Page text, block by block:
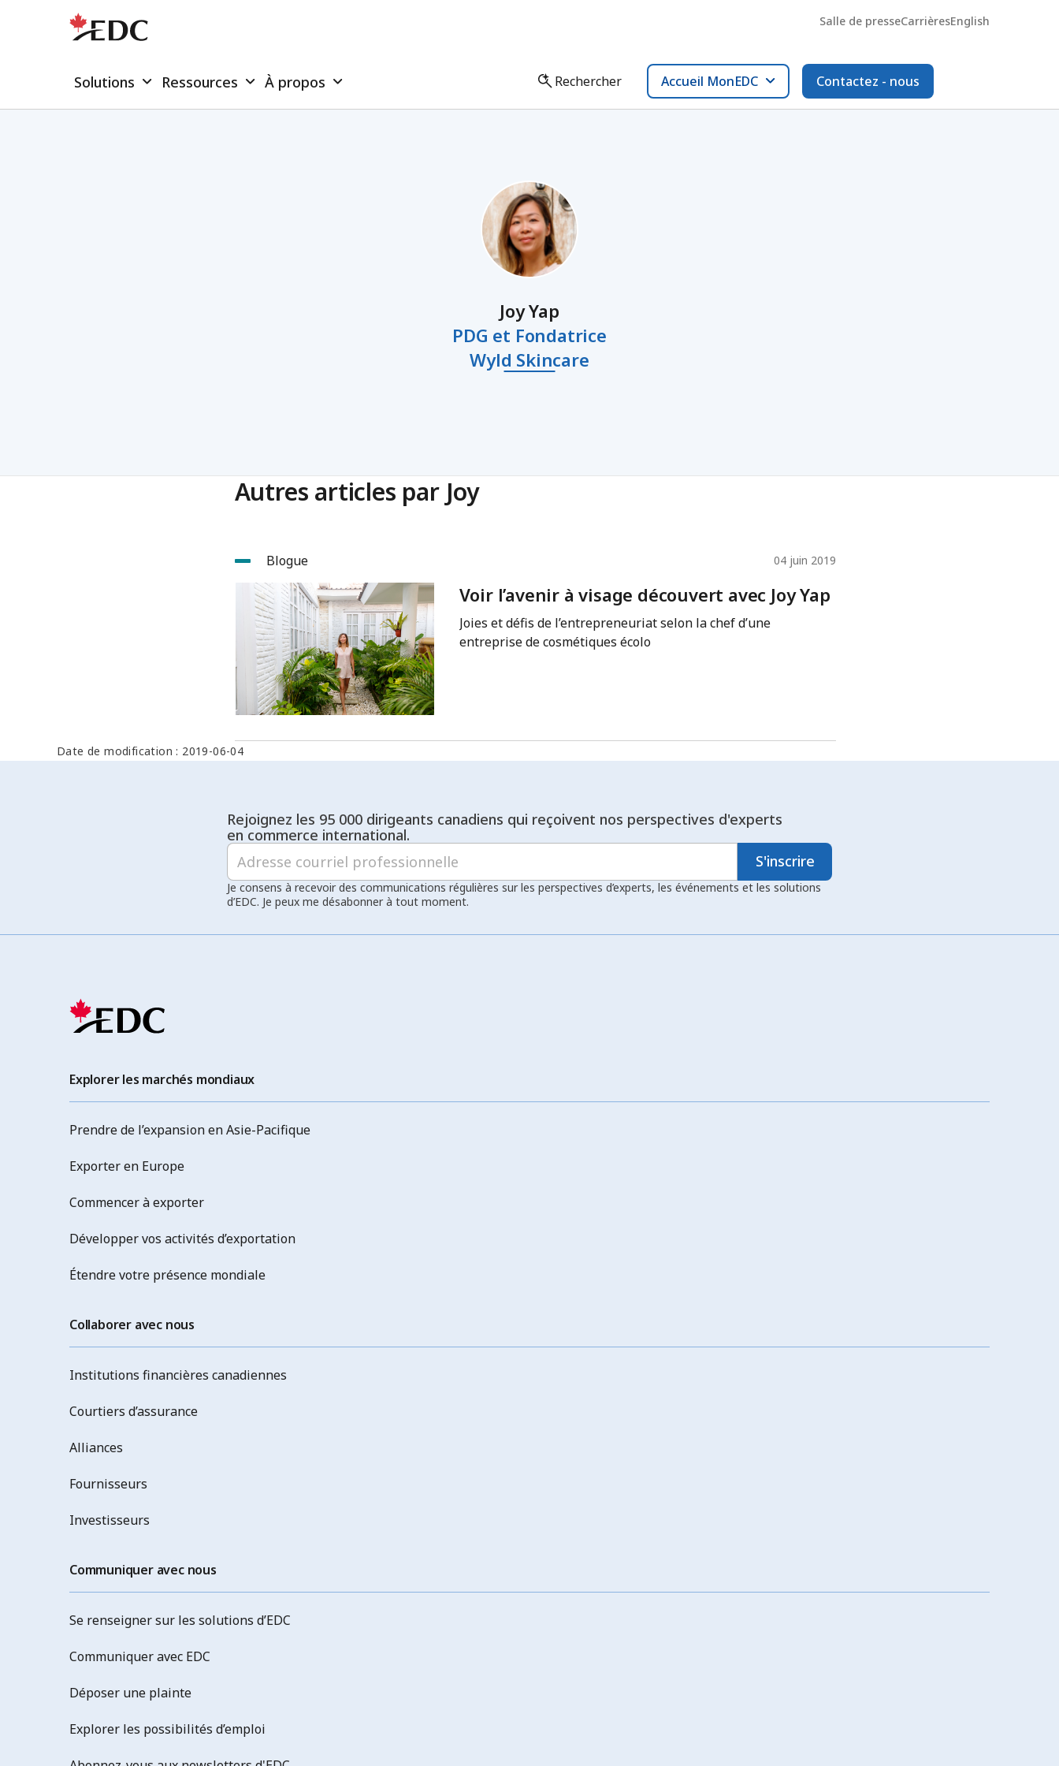
Salle de presseCarrièresEnglish
Solutions Ressources À propos Rechercher Accueil MonEDC Contactez - nous
Joy Yap
PDG et Fondatrice
Wyld Skincare
Autres articles par Joy
Blogue 04 juin 2019
Voir l’avenir à visage découvert avec Joy Yap
Joies et défis de l’entrepreneuriat selon la chef d’une
entreprise de cosmétiques écolo
Date de modification : 2019-06-04
Rejoignez les 95 000 dirigeants canadiens qui reçoivent nos perspectives d'experts
en commerce international.
S'inscrire
Je consens à recevoir des communications régulières sur les perspectives d’experts, les événements et les solutions
d’EDC. Je peux me désabonner à tout moment.
Explorer les marchés mondiaux
Prendre de l’expansion en Asie-Pacifique
Exporter en Europe
Commencer à exporter
Développer vos activités d’exportation
Étendre votre présence mondiale
Collaborer avec nous
Institutions financières canadiennes
Courtiers d’assurance
Alliances
Fournisseurs
Investisseurs
Communiquer avec nous
Se renseigner sur les solutions d’EDC
Communiquer avec EDC
Déposer une plainte
Explorer les possibilités d’emploi